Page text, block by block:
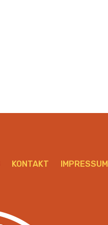
KONTAKT IMPRESSUM